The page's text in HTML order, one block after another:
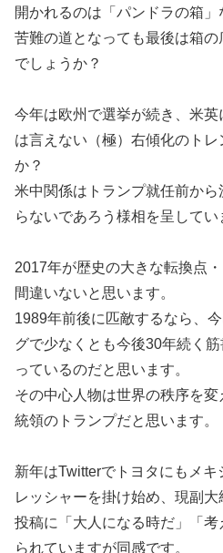
開かれるのは「パンドラの箱」
苦難の道となっても最後は箱
でしょうか？
今年は欧州で選挙が続き、米
は言えない（極）右傾化のト
か？
米中関係はトランプ就任前か
らないであろう様相を呈してい
2017年が歴史の大きな転換点
間違いないと思います。
1989年前後に匹敵するなら、
グで少なくとも今後30年続く
っているのだと思います。
その中心人物は世界の秩序を
統領のトランプだと思います。
新年はTwitterでトヨタにもメ
レッシャーを掛け始め、現副
投稿に「大人になる時だ」「
られていますが同感です。